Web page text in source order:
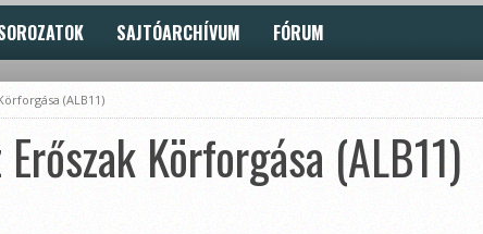
SAJTÓARCHÍVUM FÓRUM
(ALB11)
Körforgása (ALB11)